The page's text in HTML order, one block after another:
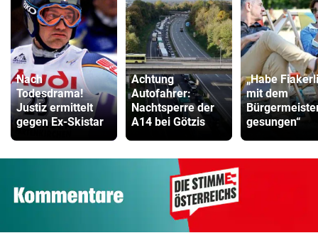
Nach
Todesdrama!
Justiz ermittelt
gegen Ex-Skistar
Achtung
Autofahrer:
Nachtsperre der
A14 bei Götzis
„Habe
mit dem
gesungen“